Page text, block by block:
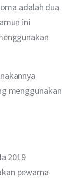
adalah dua
ini
menggunakan
2019
pewarna